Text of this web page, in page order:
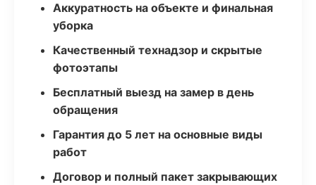
Аккуратность на объекте и финальная
уборка
Качественный технадзор и скрытые
фотоэтапы
Бесплатный выезд на замер в день
обращения
Гарантия до 5 лет на основные виды
работ
Договор и полный пакет закрывающих